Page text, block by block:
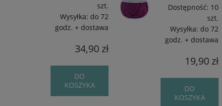
szt.
Wysyłka: do 72
godz. + dostawa
34,90 zł
DO
KOSZYKA
Dostępność: 10
szt.
Wysyłka: do 72
godz. + dostawa
19,90 zł
DO
KOSZYKA